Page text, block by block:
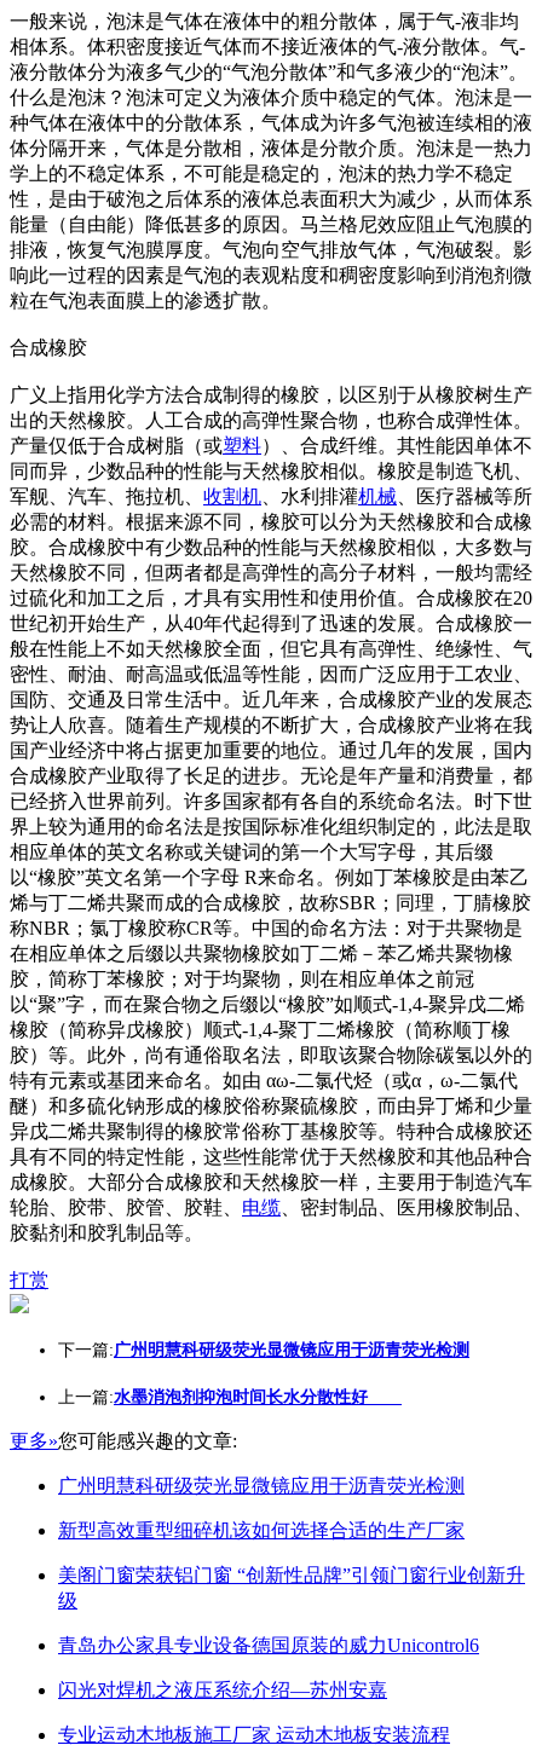
一般来说，泡沫是气体在液体中的粗分散体，属于气-液非均
相体系。体积密度接近气体而不接近液体的气-液分散体。气-
液分散体分为液多气少的“气泡分散体”和气多液少的“泡沫”。
什么是泡沫？泡沫可定义为液体介质中稳定的气体。泡沫是一
种气体在液体中的分散体系，气体成为许多气泡被连续相的液
体分隔开来，气体是分散相，液体是分散介质。泡沫是一热力
学上的不稳定体系，不可能是稳定的，泡沫的热力学不稳定
性，是由于破泡之后体系的液体总表面积大为减少，从而体系
能量（自由能）降低甚多的原因。马兰格尼效应阻止气泡膜的
排液，恢复气泡膜厚度。气泡向空气排放气体，气泡破裂。影
响此一过程的因素是气泡的表观粘度和稠密度影响到消泡剂微
粒在气泡表面膜上的渗透扩散。
合成橡胶
广义上指用化学方法合成制得的橡胶，以区别于从橡胶树生产
出的天然橡胶。人工合成的高弹性聚合物，也称合成弹性体。
产量仅低于合成树脂（或塑料）、合成纤维。其性能因单体不
同而异，少数品种的性能与天然橡胶相似。橡胶是制造飞机、
军舰、汽车、拖拉机、 收割机 、水利排灌机械 、医疗器械等所
必需的材料。根据来源不同，橡胶可以分为天然橡胶和合成橡
胶。合成橡胶中有少数品种的性能与天然橡胶相似，大多数与
天然橡胶不同，但两者都是高弹性的高分子材料，一般均需经
过硫化和加工之后，才具有实用性和使用价值。合成橡胶在20
世纪初开始生产，从40年代起得到了迅速的发展。合成橡胶一
般在性能上不如天然橡胶全面，但它具有高弹性、绝缘性、气
密性、耐油、耐高温或低温等性能，因而广泛应用于工农业、
国防、交通及日常生活中。近几年来，合成橡胶产业的发展态
势让人欣喜。随着生产规模的不断扩大，合成橡胶产业将在我
国产业经济中将占据更加重要的地位。通过几年的发展，国内
合成橡胶产业取得了长足的进步。无论是年产量和消费量，都
已经挤入世界前列。许多国家都有各自的系统命名法。时下世
界上较为通用的命名法是按国际标准化组织制定的，此法是取
相应单体的英文名称或关键词的第一个大写字母，其后缀
以“橡胶”英文名第一个字母 R来命名。例如丁苯橡胶是由苯乙
烯与丁二烯共聚而成的合成橡胶，故称SBR；同理，丁腈橡胶
称NBR；氯丁橡胶称CR等。中国的命名方法：对于共聚物是
在相应单体之后缀以共聚物橡胶如丁二烯－苯乙烯共聚物橡
胶，简称丁苯橡胶；对于均聚物，则在相应单体之前冠
以“聚”字，而在聚合物之后缀以“橡胶”如顺式-1,4-聚异戊二烯
橡胶（简称异戊橡胶）顺式-1,4-聚丁二烯橡胶（简称顺丁橡
胶）等。此外，尚有通俗取名法，即取该聚合物除碳氢以外的
特有元素或基团来命名。如由 αω-二氯代烃（或α，ω-二氯代
醚）和多硫化钠形成的橡胶俗称聚硫橡胶，而由异丁烯和少量
异戊二烯共聚制得的橡胶常俗称丁基橡胶等。特种合成橡胶还
具有不同的特定性能，这些性能常优于天然橡胶和其他品种合
成橡胶。大部分合成橡胶和天然橡胶一样，主要用于制造汽车
轮胎、胶带、胶管、胶鞋、 电缆 、密封制品、医用橡胶制品、
胶黏剂和胶乳制品等。
打赏
下一篇:广州明慧科研级荧光显微镜应用于沥青荧光检测
上一篇:水墨消泡剂抑泡时间长水分散性好
更多»您可能感兴趣的文章:
广州明慧科研级荧光显微镜应用于沥青荧光检测
新型高效重型细碎机该如何选择合适的生产厂家
美阁门窗荣获铝门窗 “创新性品牌”引领门窗行业创新升
级
青岛办公家具专业设备德国原装的威力Unicontrol6
闪光对焊机之液压系统介绍—苏州安嘉
专业运动木地板施工厂家 运动木地板安装流程